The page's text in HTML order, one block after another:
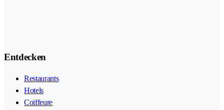
Entdecken
Restaurants
Hotels
Coiffeure